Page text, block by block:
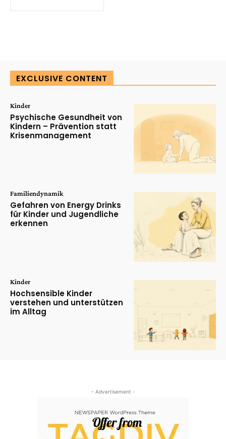
EXCLUSIVE CONTENT
Kinder
Psychische Gesundheit von
Kindern – Prävention statt
Krisenmanagement
Familiendynamik
Gefahren von Energy Drinks
für Kinder und Jugendliche
erkennen
Kinder
Hochsensible Kinder
verstehen und unterstützen
im Alltag
- Advertisement -